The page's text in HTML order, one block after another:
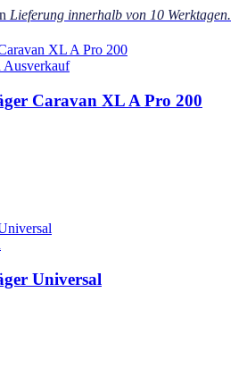
Lieferung innerhalb von 10 Werktagen.
Ausverkauf
Caravan XL A Pro 200
Universal